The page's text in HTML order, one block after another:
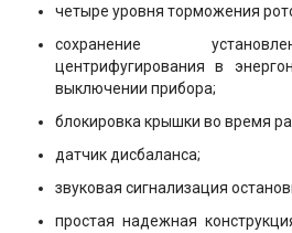
четыре уровня торможения
сохранение
центрифугирования в
выключении прибора;
блокировка крышки во время
датчик дисбаланса;
звуковая сигнализация
простая надежная